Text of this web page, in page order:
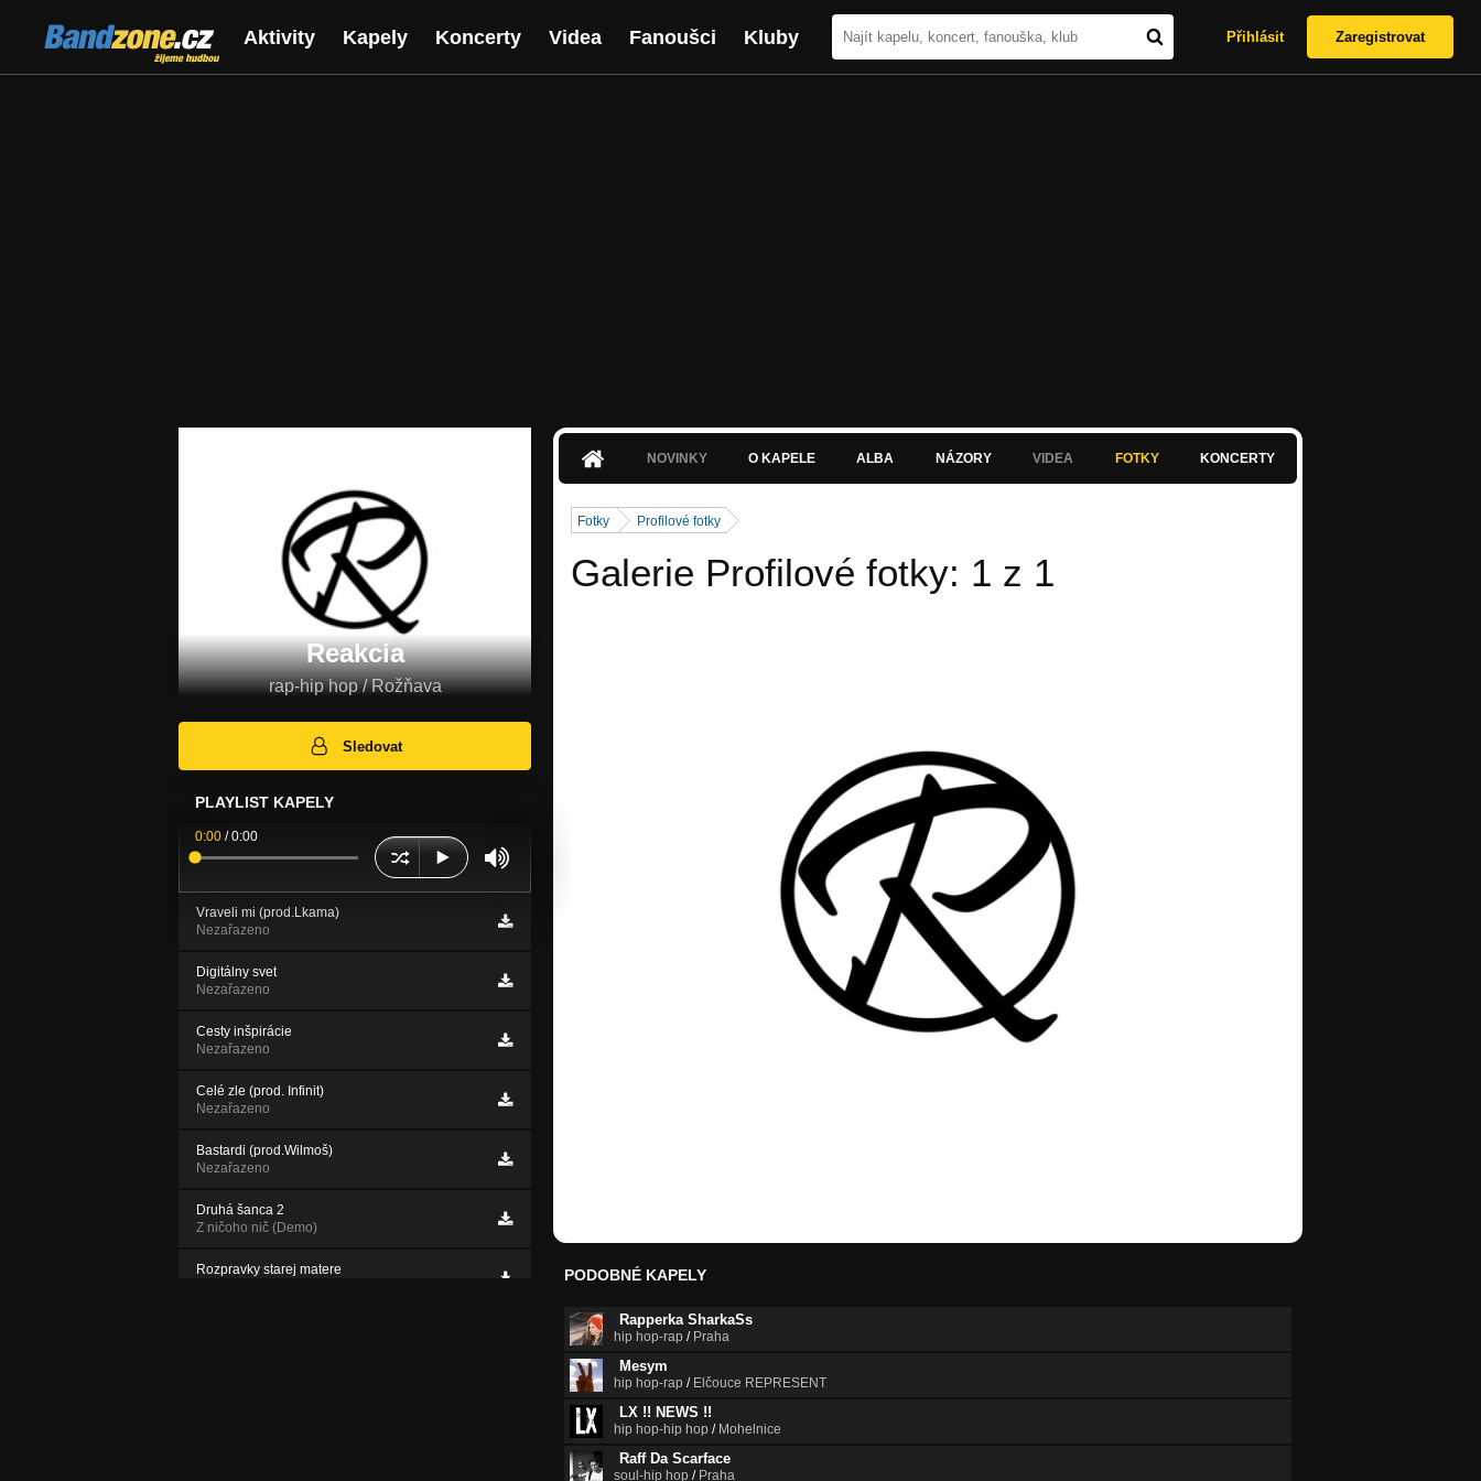
Bandzone.cz
žijeme hudbou
Aktivity Kapely Koncerty Videa Fanoušci Kluby Přihlásit Zaregistrovat
Reakcia
rap-hip hop / Rožňava
Sledovat
PLAYLIST KAPELY
0:00 /0:00
Vraveli mi (prod.Lkama)
Nezařazeno
Digitálny svet
Nezařazeno
Cesty inšpirácie
Nezařazeno
Celé zle (prod. Infinit)
Nezařazeno
Bastardi (prod.Wilmoš)
Nezařazeno
Druhá šanca 2
Z ničoho nič (Demo)
Rozpravky starej matere
NOVINKY O KAPELE ALBA NÁZORY VIDEA FOTKY KONCERTY
Fotky Profilové fotky
Galerie Profilové fotky: 1 z 1
PODOBNÉ KAPELY
Rapperka SharkaSs
hip hop-rap / Praha
Mesym
hip hop-rap / Elčouce REPRESENT
LX !! NEWS !!
hip hop-hip hop / Mohelnice
Raff Da Scarface
soul-hip hop / Praha